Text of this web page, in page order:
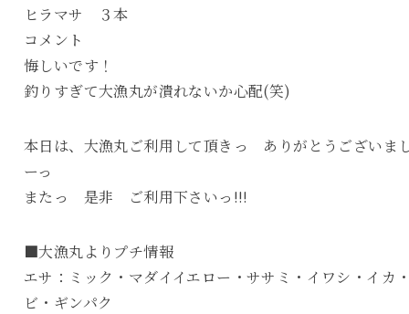
ヒラマサ ３本
コメント
悔しいです！
釣りすぎて大漁丸が潰れないか心配(笑)
本日は、大漁丸ご利用して頂きっ ありがとうございま
ーっ
またっ 是非 ご利用下さいっ!!!
■大漁丸よりプチ情報
エサ：ミック・マダイイエロー・ササミ・イワシ・イカ
ビ・ギンパク